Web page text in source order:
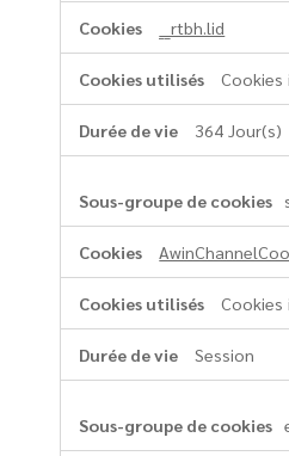
permet
ainsi
qu’à
nos
partenaires,
proposer
publicités
ou
non
géolocalisées
__rtbh.lid
Cookies
364 Jour(s)
Cookies
Session